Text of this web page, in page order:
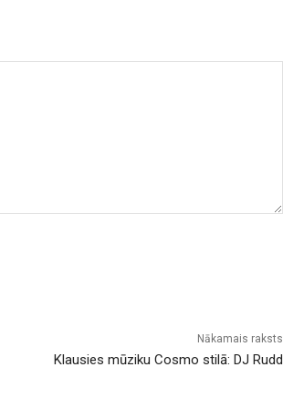
Nākamais raksts
Klausies mūziku Cosmo stilā: DJ Rudd